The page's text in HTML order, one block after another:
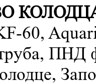
60,
ПНД